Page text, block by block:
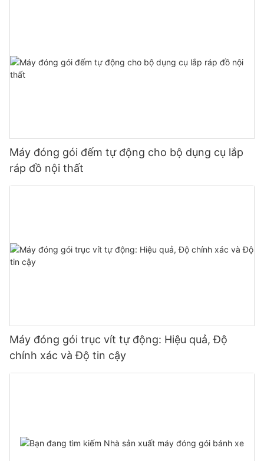
Máy đóng gói đếm tự động cho bộ dụng cụ lắp
ráp đồ nội thất
Máy đóng gói trục vít tự động: Hiệu quả, Độ
chính xác và Độ tin cậy